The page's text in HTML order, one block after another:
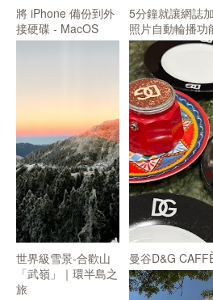
將 iPhone 備份到外
接硬碟 - MacOS
5分鐘就讓網誌
照片自動輪播功
世界級雪景-合歡山
「武嶺」｜環半島之
旅
曼谷D&G